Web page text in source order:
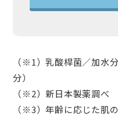
（※1）乳酸桿菌／加水
分）
（※2）新日本製薬調べ
（※3）年齢に応じた肌